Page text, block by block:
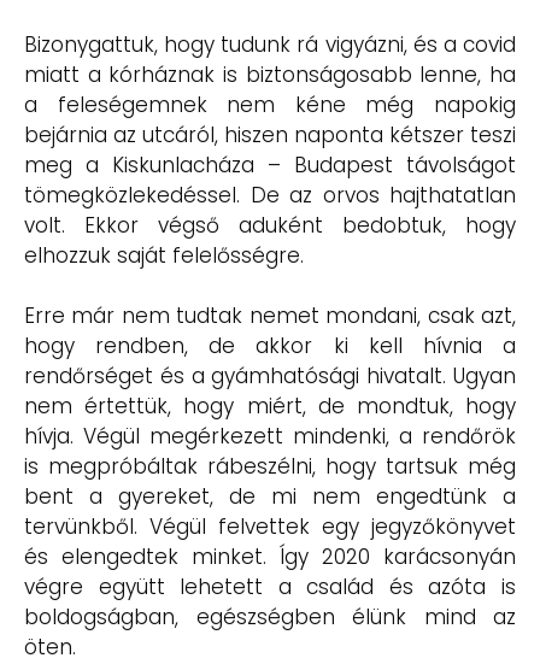
Bizonygattuk, hogy tudunk rá vigyázni, és a covid
miatt a kórháznak is biztonságosabb lenne, ha
a feleségemnek nem kéne még napokig
bejárnia az utcáról, hiszen naponta kétszer teszi
meg a Kiskunlacháza – Budapest távolságot
tömegközlekedéssel. De az orvos hajthatatlan
volt. Ekkor végső aduként bedobtuk, hogy
elhozzuk saját felelősségre.
Erre már nem tudtak nemet mondani, csak azt,
hogy rendben, de akkor ki kell hívnia a
rendőrséget és a gyámhatósági hivatalt. Ugyan
nem értettük, hogy miért, de mondtuk, hogy
hívja. Végül megérkezett mindenki, a rendőrök
is megpróbáltak rábeszélni, hogy tartsuk még
bent a gyereket, de mi nem engedtünk a
tervünkből. Végül felvettek egy jegyzőkönyvet
és elengedtek minket. Így 2020 karácsonyán
végre együtt lehetett a család és azóta is
boldogságban, egészségben élünk mind az
öten.